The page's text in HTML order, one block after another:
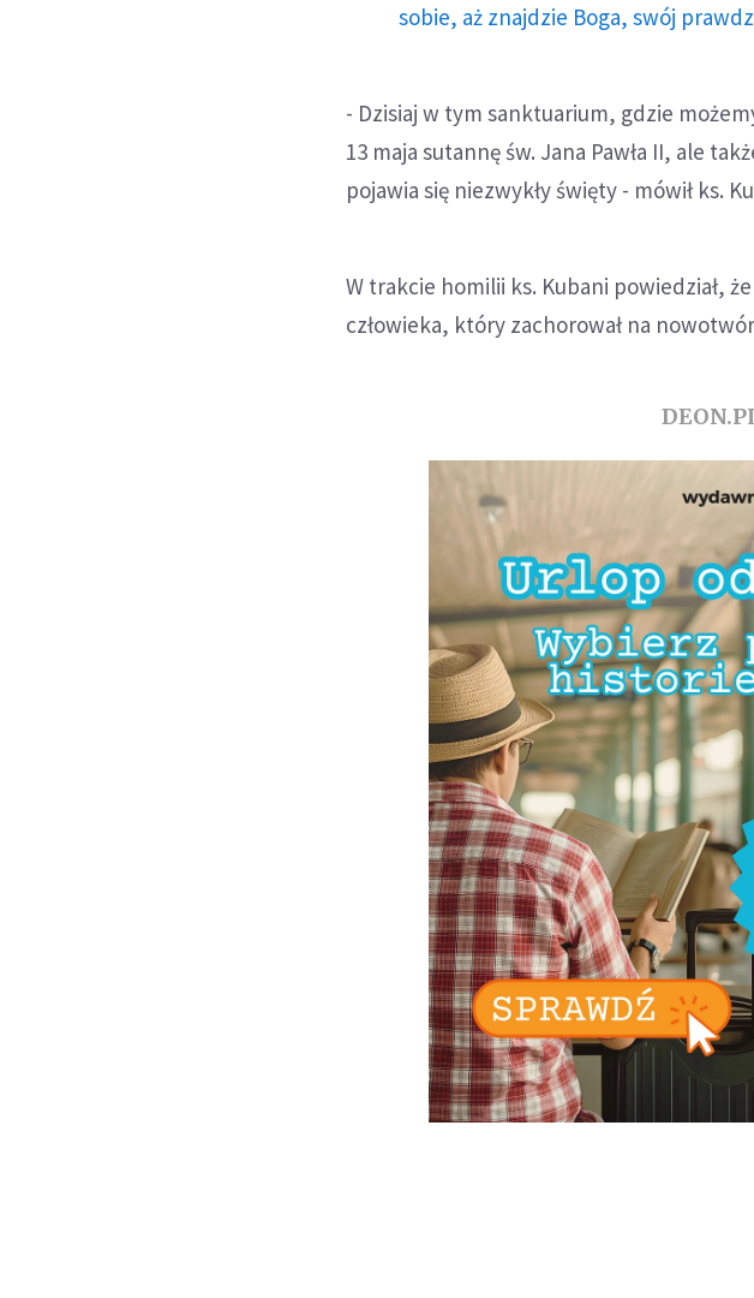
sobie, aż znajdzie Boga, swój
- Dzisiaj w tym sanktuarium, gdzie
13 maja sutannę św. Jana Pawła II, ale
pojawia się niezwykły święty - mówił ks.
W trakcie homilii ks. Kubani powiedział,
człowieka, który zachorował na